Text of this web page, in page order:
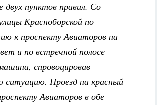
двух пунктов правил. Со
Красноборской по
к проспекту Авиаторов на
и по встречной полосе
спровоцировав
ситуацию. Проезд на красный
Авиаторов в обе